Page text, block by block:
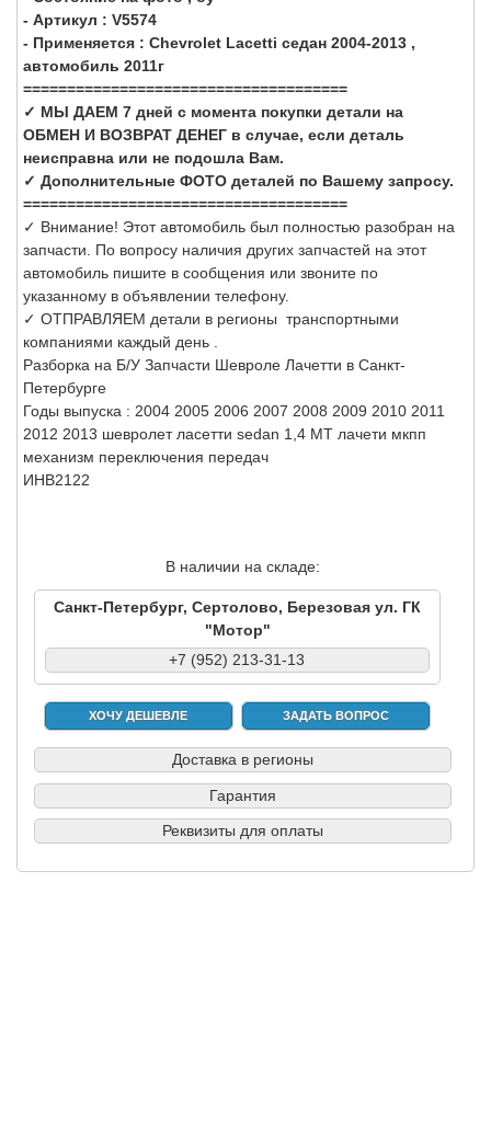
- Артикул : V5574
- Применяется : Chevrolet Lacetti седан 2004-2013 ,
автомобиль 2011г
=====================================
✓ МЫ ДАЕМ 7 дней с момента покупки детали на
ОБМЕН И ВОЗВРАТ ДЕНЕГ в случае, если деталь
неисправна или не подошла Вам.
✓ Дополнительные ФОТО деталей по Вашему запросу.
=====================================
✓ Внимание! Этот автомобиль был полностью разобран на
запчасти. По вопросу наличия других запчастей на этот
автомобиль пишите в сообщения или звоните по
указанному в объявлении телефону.
✓ ОТПРАВЛЯЕМ детали в регионы транспортными
компаниями каждый день .
Разборка на Б/У Запчасти Шевроле Лачетти в Санкт-
Петербурге
Годы выпуска : 2004 2005 2006 2007 2008 2009 2010 2011
2012 2013 шевролет ласетти sedan 1,4 МТ лачети мкпп
механизм переключения передач
ИНВ2122
В наличии на складе:
Санкт-Петербург, Сертолово, Березовая ул. ГК
"Мотор"
+7 (952) 213-31-13
ХОЧУ ДЕШЕВЛЕ ЗАДАТЬ ВОПРОС
Доставка в регионы
Гарантия
Реквизиты для оплаты